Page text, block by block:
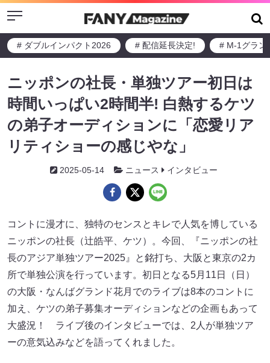
Menu
# ダブルインパクト2026 # 配信延長決定! # M-1グラン
ニッポンの社長・単独ツアー初日は
時間いっぱい2時間半! 白熱するケツ
の弟子オーディションに「恋愛リア
リティショーの感じやな」
2025-05-14 ニュース インタビュー
コントに漫才に、独特のセンスとキレで人気を博している
ニッポンの社長（辻皓平、ケツ）。今回、『ニッポンの社
長のアジア単独ツアー2025』と銘打ち、大阪と東京の2カ
所で単独公演を行っています。初日となる5月11日（日）
の大阪・なんばグランド花月でのライブは8本のコントに
加え、ケツの弟子募集オーディションなどの企画もあって
大盛況！ ライブ後のインタビューでは、2人が単独ツア
ーの意気込みなどを語ってくれました。